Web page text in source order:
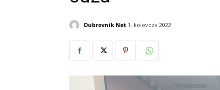
Dubrovnik Net 1. kolovoza 2022.